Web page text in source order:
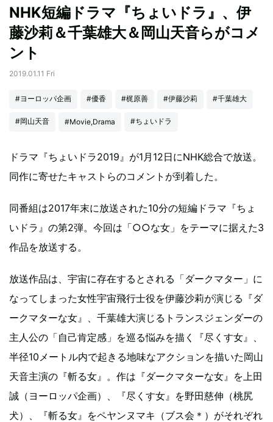
NHK短編ドラマ『ちょいドラ』、伊
藤沙莉＆千葉雄大＆岡山天音らがコメ
ント
2019.01.11 Fri
#ヨーロッパ企画 #優香 #梶原善 #伊藤沙莉 #千葉雄大
#岡山天音 #Movie,Drama #ちょいドラ
ドラマ『ちょいドラ2019』が1月12日にNHK総合で放送。
同作に寄せたキャストらのコメントが到着した。
同番組は2017年末に放送された10分の短編ドラマ『ちょ
いドラ』の第2弾。今回は「○○な女」をテーマに据えた3
作品を放送する。
放送作品は、宇宙に存在するとされる「ダークマター」に
なってしまった女性宇宙飛行士役を伊藤沙莉が演じる『ダ
ークマターな女』、千葉雄大演じるトランスジェンダーの
主人公の「自己肯定感」を巡る悩みを描く『尽くす女』、
半径10メートル内で起きる地味なアクションを描いた岡山
天音主演の『斬る女』。作は『ダークマターな女』を上田
誠（ヨーロッパ企画）、『尽くす女』を野田慈伸（桃尻
犬）、『斬る女』をペヤンヌマキ（ブス会＊）がそれぞれ